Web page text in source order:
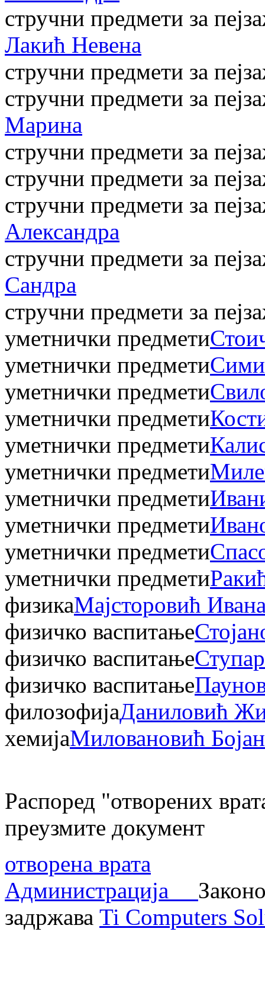
стручни предмети за
Лакић Невена
стручни предмети за
стручни предмети за
Марина
стручни предмети за
стручни предмети за
стручни предмети за
Александра
стручни предмети за
Сандра
стручни предмети за
уметнички предмети
уметнички предмети
уметнички предмети
уметнички предмети
уметнички предмети
уметнички предмети
уметнички предмети
уметнички предмети
уметнички предмети
уметнички предмети
физикаМајсторовић
физичко васпитање
физичко васпитање
физичко васпитање
филозофијаДаниловић
хемијаМиловановић
Распоред "отворених
преузмите документ
отворена врата
Администрација
задржава Ti Computers